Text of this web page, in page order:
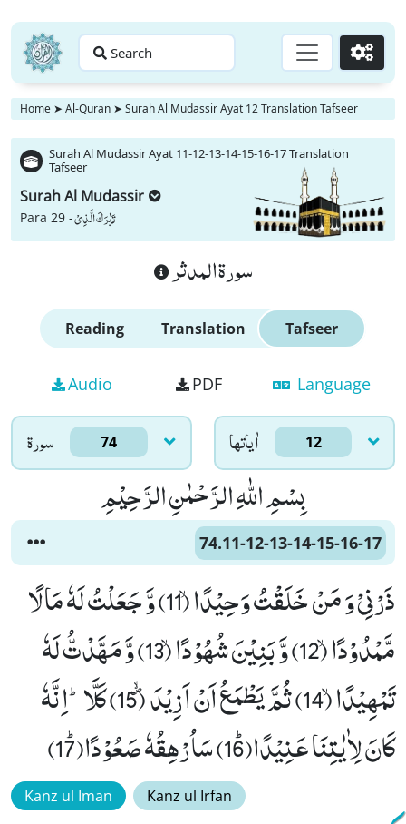
Search Go
Home ➤ Al-Quran ➤ Surah Al Mudassir Ayat 12 Translation Tafseer
Surah Al Mudassir Ayat 11-12-13-14-15-16-17 Translation
Tafseer
Surah Al Mudassir
Para 29 -تَبٰرَكَ الَّذِیْ
سورة المدثر
Reading Translation Tafseer
Audio PDF Language
سورۃ 74 اٰياتها 12
بِسْمِ اللّٰهِ الرَّحْمٰنِ الرَّحِیْمِ
74.11-12-13-14-15-16-17
ذَرْنِیْ وَ مَنْ خَلَقْتُ وَحِیْدًاۙ (11) وَّ جَعَلْتُ لَهٗ مَالًا
مَّمْدُوْدًاۙ (12) وَّ بَنِیْنَ شُهُوْدًاۙ (13) وَّ مَهَّدْتُّ لَهٗ
تَمْهِیْدًاۙ (14) ثُمَّ یَطْمَعُ اَنْ اَزِیْدَﭪ (15) كَلَّاؕ-اِنَّهٗ
كَانَ لِاٰیٰتِنَا عَنِیْدًاﭤ(16) سَاُرْهِقُهٗ صَعُوْدًاﭤ(17)
Kanz ul Iman Kanz ul Irfan